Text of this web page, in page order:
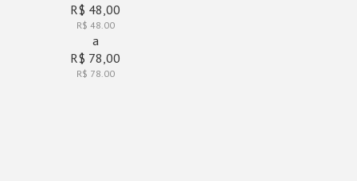
R$ 48,00
R$ 48.00
a
R$ 78,00
R$ 78.00